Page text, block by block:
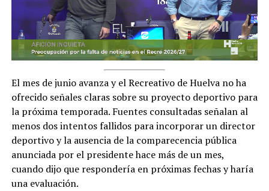
El mes de junio avanza y el Recreativo de Huelva no ha
ofrecido señales claras sobre su proyecto deportivo para
la próxima temporada. Fuentes consultadas señalan al
menos dos intentos fallidos para incorporar un director
deportivo y la ausencia de la comparecencia pública
anunciada por el presidente hace más de un mes,
cuando dijo que respondería en próximas fechas y haría
una evaluación.